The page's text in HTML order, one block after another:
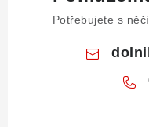
Potřebujete s